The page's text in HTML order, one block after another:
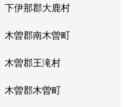
下伊那郡大鹿村
木曽郡南木曽町
木曽郡王滝村
木曽郡木曽町